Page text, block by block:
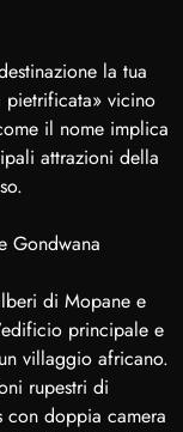
la tua
pietrificata» vicino
il nome implica
attrazioni della
Gondwana
di Mopane e
principale e
villaggio africano.
rupestri di
con doppia camera